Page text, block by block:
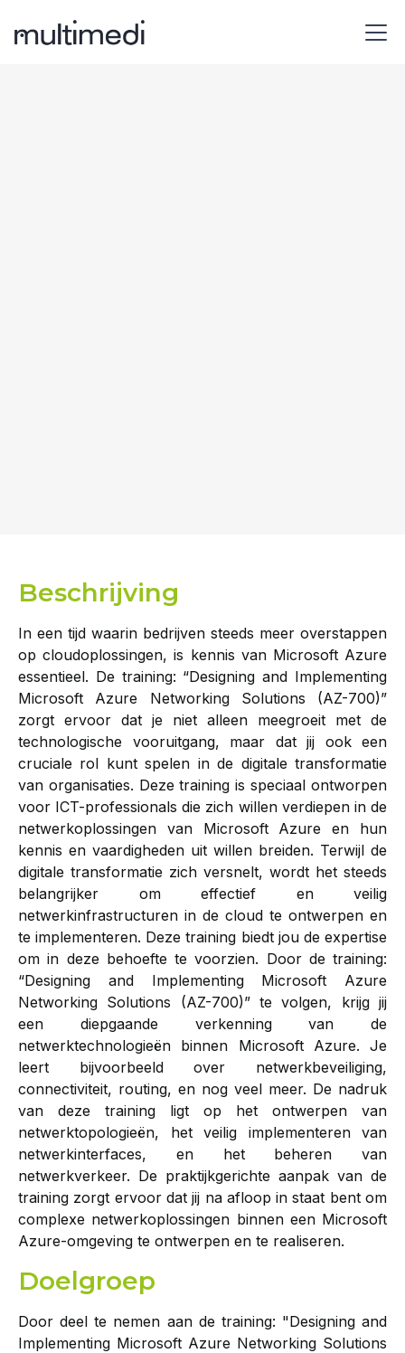
Beschrijving
In een tijd waarin bedrijven steeds meer overstappen
op cloudoplossingen, is kennis van Microsoft Azure
essentieel. De training: “Designing and Implementing
Microsoft Azure Networking Solutions (AZ-700)”
zorgt ervoor dat je niet alleen meegroeit met de
technologische vooruitgang, maar dat jij ook een
cruciale rol kunt spelen in de digitale transformatie
van organisaties. Deze training is speciaal ontworpen
voor ICT-professionals die zich willen verdiepen in de
netwerkoplossingen van Microsoft Azure en hun
kennis en vaardigheden uit willen breiden. Terwijl de
digitale transformatie zich versnelt, wordt het steeds
belangrijker om effectief en veilig
netwerkinfrastructuren in de cloud te ontwerpen en
te implementeren. Deze training biedt jou de expertise
om in deze behoefte te voorzien. Door de training:
“Designing and Implementing Microsoft Azure
Networking Solutions (AZ-700)” te volgen, krijg jij
een diepgaande verkenning van de
netwerktechnologieën binnen Microsoft Azure. Je
leert bijvoorbeeld over netwerkbeveiliging,
connectiviteit, routing, en nog veel meer. De nadruk
van deze training ligt op het ontwerpen van
netwerktopologieën, het veilig implementeren van
netwerkinterfaces, en het beheren van
netwerkverkeer. De praktijkgerichte aanpak van de
training zorgt ervoor dat jij na afloop in staat bent om
complexe netwerkoplossingen binnen een Microsoft
Azure-omgeving te ontwerpen en te realiseren.
Doelgroep
Door deel te nemen aan de training: "Designing and
Implementing Microsoft Azure Networking Solutions